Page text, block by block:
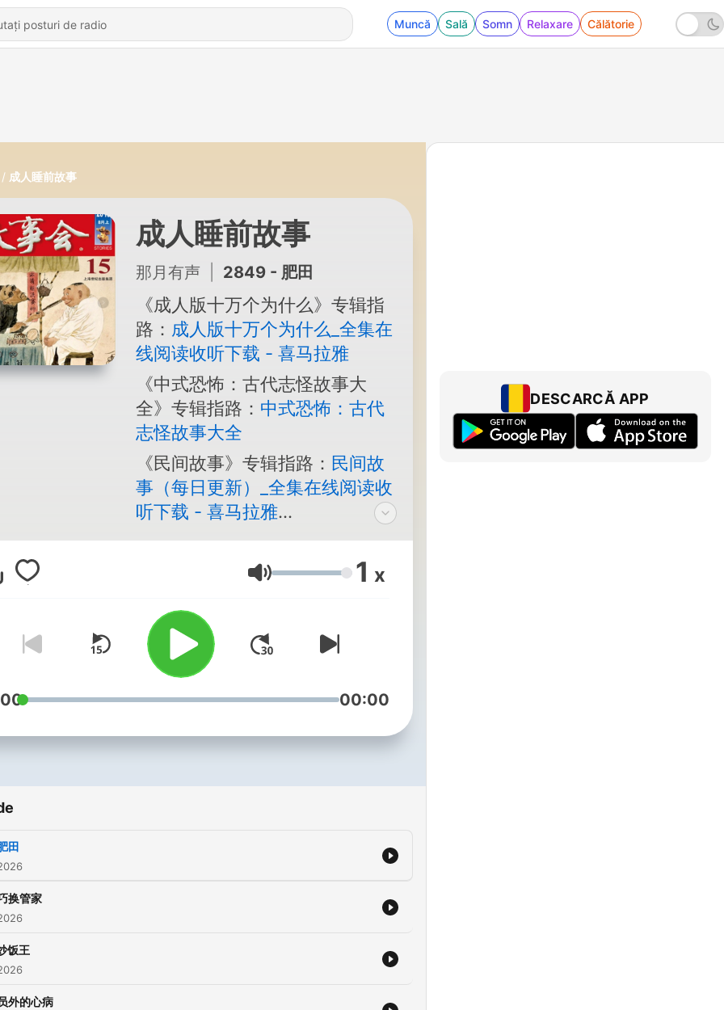
Muncă Sală Somn Relaxare Călătorie
成人睡前故事
成人睡前故事
那月有声 2849 - 肥田
《成人版十万个为什么》专辑指
路： 成人版十万个为什么_全集在
线阅读收听下载 - 喜马拉雅
《中式恐怖：古代志怪故事大
全》专辑指路： 中式恐怖：古代
志怪故事大全
《民间故事》专辑指路： 民间故
事（每日更新）_全集在线阅读收
听下载 - 喜马拉雅
Volum 1 x
00:00
田
换管家
饭王
外的心病
DESCARCĂ APP